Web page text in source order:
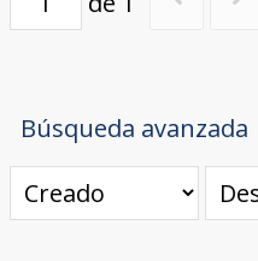
Búsqueda avanzada